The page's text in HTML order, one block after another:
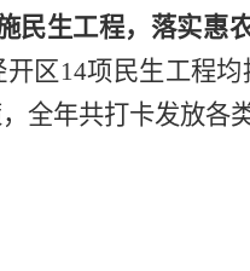
民生工程， 落实惠
开区14项民生工程
全年共打卡发放各